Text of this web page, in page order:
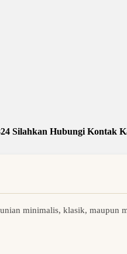
Silahkan Hubungi Kontak
minimalis, klasik, maupun